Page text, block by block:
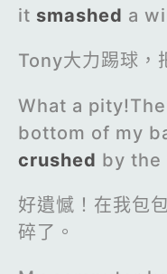
it smashed a
Tony大力踢球，
What a
bottom of my
crushed by the
好遺憾！在我包
碎了。